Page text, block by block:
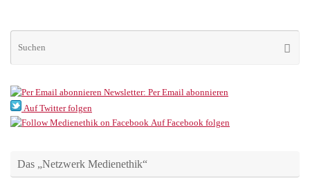
Newsletter: Per Email abonnieren
Auf Twitter folgen
Auf Facebook folgen
Das „Netzwerk Medienethik“